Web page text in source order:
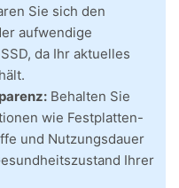
Sie sich den
aufwendige
da Ihr aktuelles
Behalten Sie
wie Festplatten-
und Nutzungsdauer
Ihrer